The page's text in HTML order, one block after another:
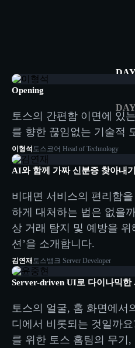
Opening
토스의 간편함 이면에 있
를 향한 끊임없는 기술적
이형석 토스코어 Head of Technology
AI와 함께 가짜 신분증 찾아내기
비대면 서비스의 편리함
하게 대처하는 법은 없을
상 거래 탐지 및 예방을
션’을 소개합니다.
김연재 토스뱅크 Server Developer
Server-driven UI로 다이나믹한
토스의 얼굴, 홈 화면에서
디에서 비롯되는 것일까
를 위한 토스 홈팀의 무기,